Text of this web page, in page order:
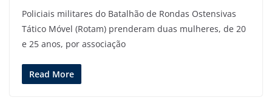
Policiais militares do Batalhão de Rondas Ostensivas
Tático Móvel (Rotam) prenderam duas mulheres, de 20
e 25 anos, por associação
Read More